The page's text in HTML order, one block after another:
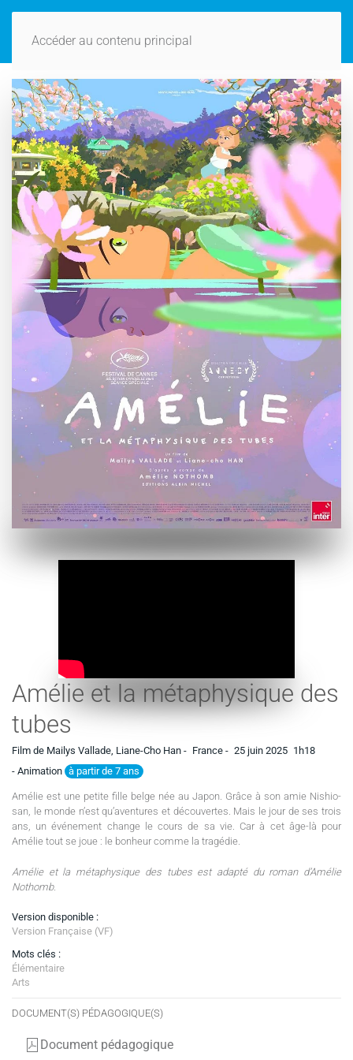
Accéder au contenu principal
Amélie et la métaphysique des
tubes
Film de Mailys Vallade, Liane-Cho Han - France - 25 juin 2025 1h18
- Animation à partir de 7 ans
Amélie est une petite fille belge née au Japon. Grâce à son amie Nishio-
san, le monde n’est qu’aventures et découvertes. Mais le jour de ses trois
ans, un événement change le cours de sa vie. Car à cet âge-là pour
Amélie tout se joue : le bonheur comme la tragédie.
Amélie et la métaphysique des tubes est adapté du roman d’Amélie
Nothomb.
Version disponible :
Version Française (VF)
Mots clés :
Élémentaire
Arts
DOCUMENT(S) PÉDAGOGIQUE(S)
Document pédagogique